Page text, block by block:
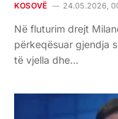
KOSOVË 24.05.2026,
Në fluturim drejt
përkeqësuar gjendja
të vjella dhe…